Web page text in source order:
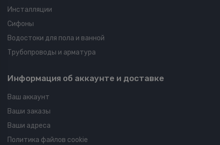
Инсталляции
Сифоны
Водостоки для пола и ванной
Трубопроводы и арматура
Информация об аккаунте и доставке
Ваш аккаунт
Ваши заказы
Ваши адреса
Политика файлов cookie